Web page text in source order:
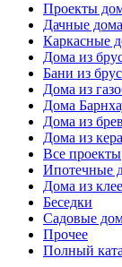
Проекты
Дачные дома
Каркасные
Дома из
Бани из
Дома из
Дома
Дома из
Дома из
Все проекты
Ипотечные
Дома из
Беседки
Садовые
Прочее
Полный